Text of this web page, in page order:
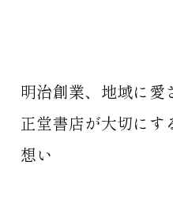
明治創業、地域に
正堂書店が大切にす
想い